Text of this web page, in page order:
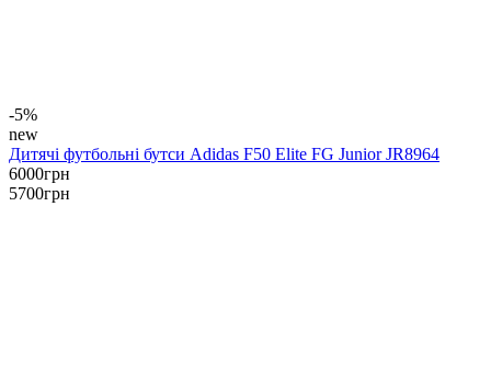
-5%
new
Дитячі футбольні бутси Adidas F50 Elite FG Junior JR8964
6000грн
5700грн